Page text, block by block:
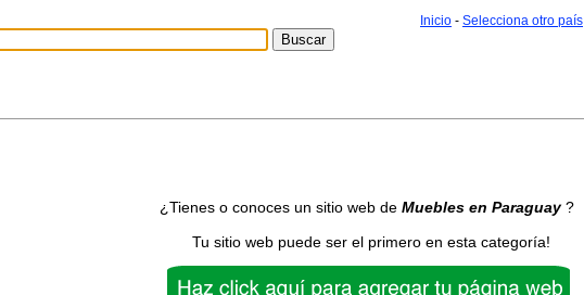
Inicio - Selecciona otro país
¿Tienes o conoces un sitio web de Muebles en Paraguay?
Tu sitio web puede ser el primero en esta categoría!